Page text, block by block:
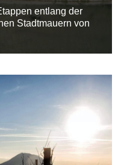
entlang der
Stadtmauern von